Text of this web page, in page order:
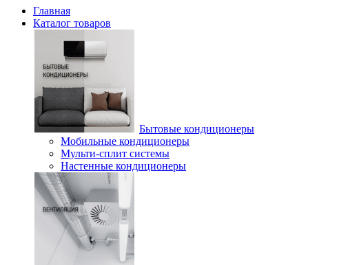
Главная
Каталог товаров
Бытовые кондиционеры
Мобильные кондиционеры
Мульти-сплит системы
Настенные кондиционеры